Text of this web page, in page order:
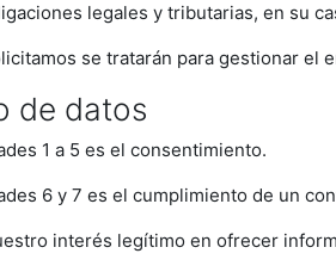
legales y tributarias, en su
se tratarán para gestionar
de datos
1 a 5 es el consentimiento.
6 y 7 es el cumplimiento de un
interés legítimo en ofrecer